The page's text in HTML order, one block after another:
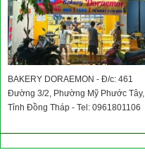
BAKERY DORAEMON - Đ/c: 461
Đường 3/2, Phường Mỹ Phước Tây,
Tỉnh Đồng Tháp - Tel: 0961801106